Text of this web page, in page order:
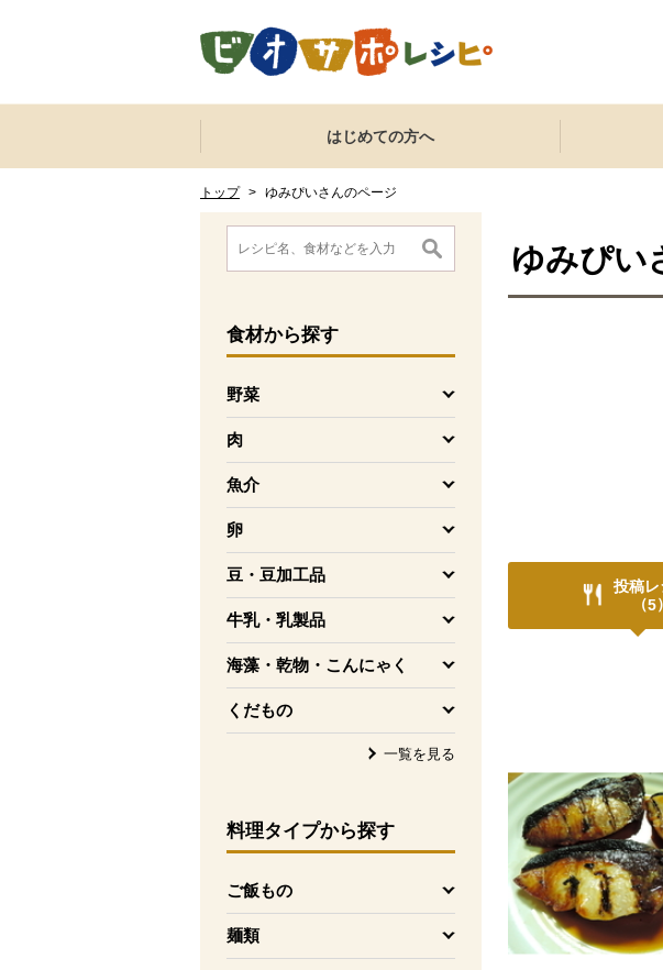
ここからサイト内共通メニューです。
サイト内共通メニューをスキップする
はじめての方へ
トップ > ゆみぴいさんのページ
ここから消費材検索メニューです。
食材から探す
野菜
を開く
肉
を開く
魚介
を開く
卵
を開く
豆・豆加工品
を開く
牛乳・乳製品
を開く
海藻・乾物・こんにゃく
を開く
くだもの
を開く
一覧を見る
料理タイプから探す
ご飯もの
を開く
麺類
を開く
消費材検索メニューここまで。
ここから本文です。
ゆみぴい
投稿レ
（5）